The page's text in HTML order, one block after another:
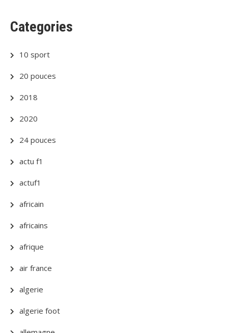
Categories
10 sport
20 pouces
2018
2020
24 pouces
actu f1
actuf1
africain
africains
afrique
air france
algerie
algerie foot